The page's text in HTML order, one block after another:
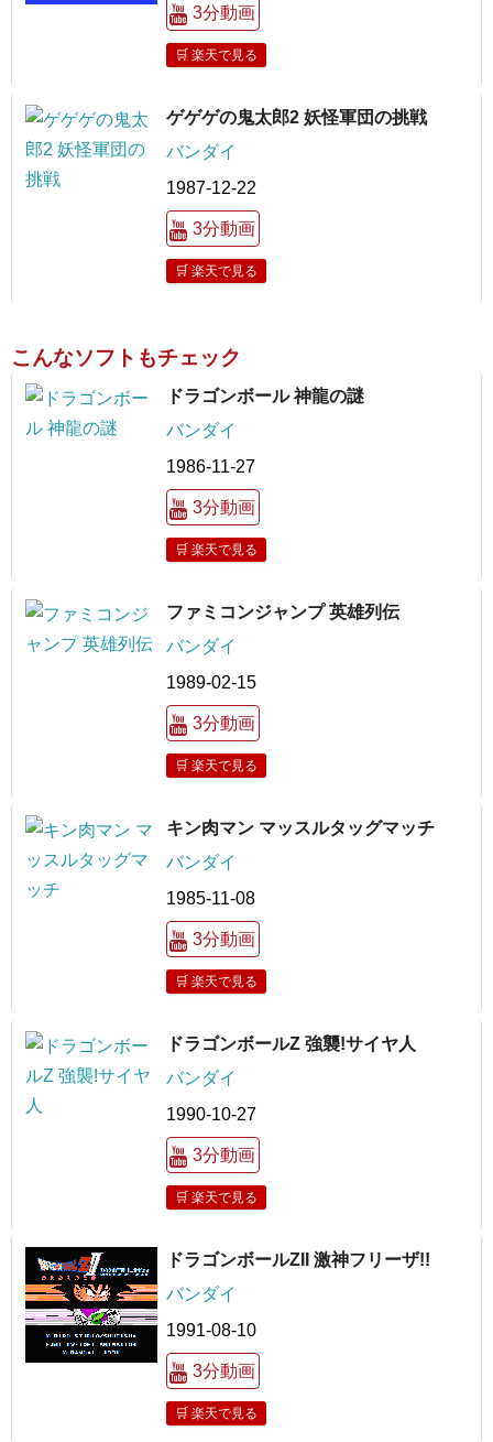
3分動画
🛒 楽天で見る
ゲゲゲの鬼太郎2 妖怪軍団の挑戦
バンダイ
1987-12-22
3分動画
🛒 楽天で見る
こんなソフトもチェック
ドラゴンボール 神龍の謎
バンダイ
1986-11-27
3分動画
🛒 楽天で見る
ファミコンジャンプ 英雄列伝
バンダイ
1989-02-15
3分動画
🛒 楽天で見る
キン肉マン マッスルタッグマッチ
バンダイ
1985-11-08
3分動画
🛒 楽天で見る
ドラゴンボールZ 強襲!サイヤ人
バンダイ
1990-10-27
3分動画
🛒 楽天で見る
ドラゴンボールZII 激神フリーザ!!
バンダイ
1991-08-10
3分動画
🛒 楽天で見る